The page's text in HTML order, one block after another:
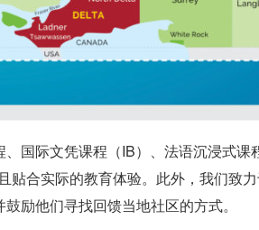
国际文凭课程（IB）、法语沉浸式课
贴合实际的教育体验。此外，我们致
励他们寻找回馈当地社区的方式。